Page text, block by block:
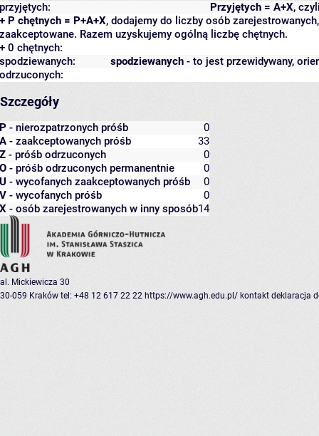
Przyjętych = A+X,
przyjętych:
+ P chętnych = P+A+X, dodajemy do liczby osób
zaakceptowane. Razem uzyskujemy ogólną liczbę chętnych.
+ 0 chętnych:
spodziewanych - to jest przewidywany,
spodziewanych:
odrzuconych:
Szczegóły
P - nierozpatrzonych próśb
0
A - zaakceptowanych próśb
33
Z - próśb odrzuconych
0
O - próśb odrzuconych permanentnie
0
U - wycofanych zaakceptowanych próśb
0
V - wycofanych próśb
0
X - osób zarejestrowanych w inny sposób14
al. Mickiewicza 30
30-059 Kraków tel: +48 12 617 22 22 https://www.agh.edu.pl/ kontakt deklaracja